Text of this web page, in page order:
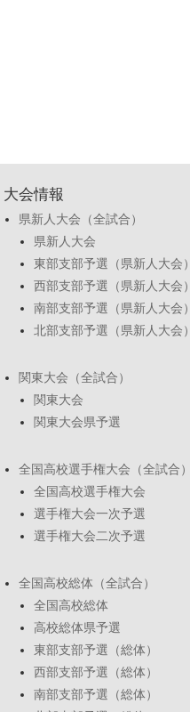
大会情報
県新人大会（全試合）
県新人大会
東部支部予選（県新人大会）
西部支部予選（県新人大会）
南部支部予選（県新人大会）
北部支部予選（県新人大会）
関東大会（全試合）
関東大会
関東大会県予選
全国高校選手権大会（全試合）
全国高校選手権大会
選手権大会一次予選
選手権大会二次予選
全国高校総体（全試合）
全国高校総体
高校総体県予選
東部支部予選（総体）
西部支部予選（総体）
南部支部予選（総体）